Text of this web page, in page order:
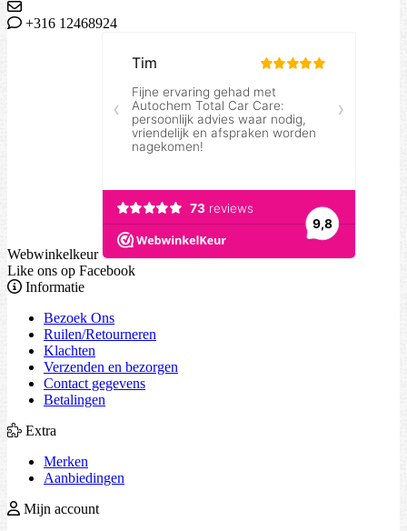
+316 12468924
Webwinkelkeur
Like ons op Facebook
Informatie
Bezoek Ons
Ruilen/Retourneren
Klachten
Verzenden en bezorgen
Contact gegevens
Betalingen
Extra
Merken
Aanbiedingen
Mijn account